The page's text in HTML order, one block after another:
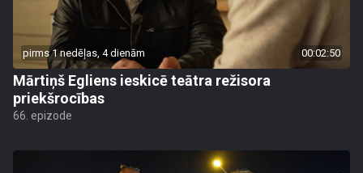
pirms 1 nedēļas, 4 dienām 00:02:50
Mārtiņš Egliens ieskicē teātra režisora
priekšrocības
66. epizode